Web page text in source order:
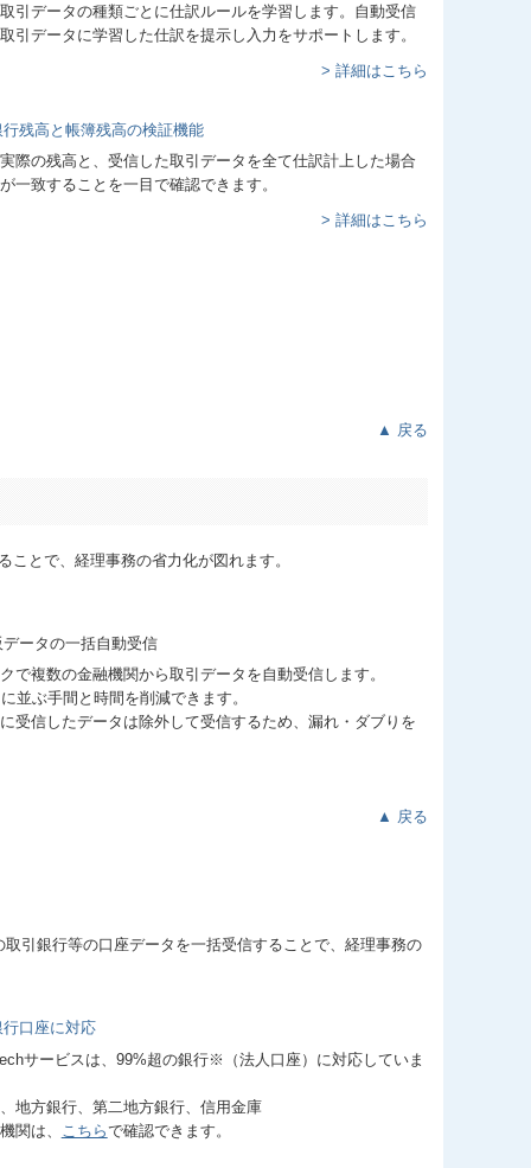
引データの種類ごとに仕訳ルールを学習します。自動受信
引データに学習した仕訳を提示し入力をサポートします。
> 詳細はこちら
際の残高と、受信した取引データを全て仕訳計上した場合
一致することを一目で確認できます。
> 詳細はこちら
▲ 戻る
とで、経理事務の省力化が図れます。
で複数の金融機関から取引データを自動受信します。
並ぶ手間と時間を削減できます。
受信したデータは除外して受信するため、漏れ・ダブりを
▲ 戻る
引銀行等の口座データを一括受信することで、経理事務の
サービスは、99%超の銀行※（法人口座）に対応していま
地方銀行、第二地方銀行、信用金庫
関は、
こちらで確認できます。